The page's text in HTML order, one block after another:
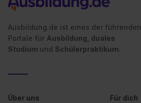
Ausbildung.de ist eines der führenden
Portale für Ausbildung, duales
Studium und Schülerpraktikum.
Über uns
Für dich